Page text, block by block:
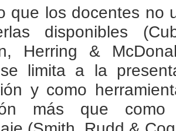
que los docentes no
disponibles
Herring &
limita a la
y como
más que